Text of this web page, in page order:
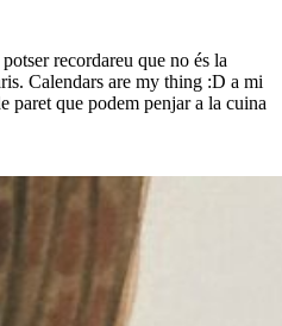
recordareu que no és la
Calendars are my thing :D a mi
paret que podem penjar a la cuina